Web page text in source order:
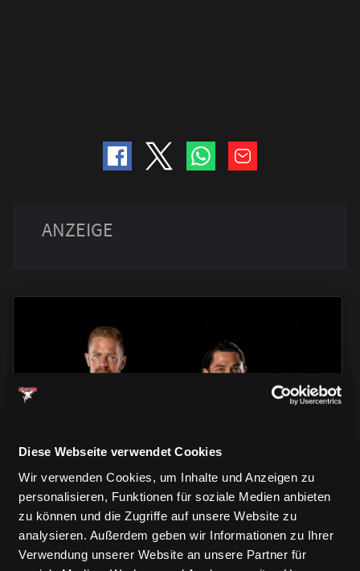
Diese Webseite verwendet Cookies
Wir verwenden Cookies, um Inhalte und Anzeigen zu
personalisieren, Funktionen für soziale Medien anbieten
zu können und die Zugriffe auf unsere Website zu
analysieren. Außerdem geben wir Informationen zu Ihrer
Verwendung unserer Website an unsere Partner für